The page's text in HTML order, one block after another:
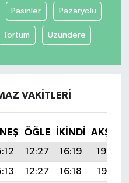
Pasinler Pazaryolu
Tortum Uzundere
VAKITLERI
ÖĞLE İKINDI
AKŞAM
12:27 16:19
19:32
12:27 16:18
19:31